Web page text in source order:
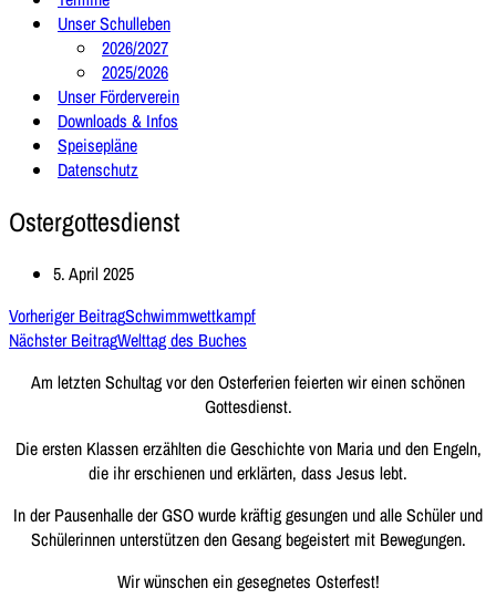
Unser Schulleben
2026/2027
2025/2026
Unser Förderverein
Downloads & Infos
Speisepläne
Datenschutz
Ostergottesdienst
5. April 2025
Vorheriger BeitragSchwimmwettkampf
Nächster BeitragWelttag des Buches
Am letzten Schultag vor den Osterferien feierten wir einen schönen
Gottesdienst.
Die ersten Klassen erzählten die Geschichte von Maria und den Engeln,
die ihr erschienen und erklärten, dass Jesus lebt.
In der Pausenhalle der GSO wurde kräftig gesungen und alle Schüler und
Schülerinnen unterstützen den Gesang begeistert mit Bewegungen.
Wir wünschen ein gesegnetes Osterfest!